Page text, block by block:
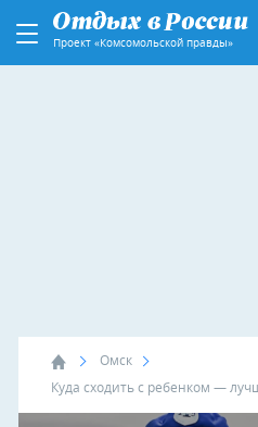
Проект «Комсомольской правды»
Омск
Куда сходить с ребенком —